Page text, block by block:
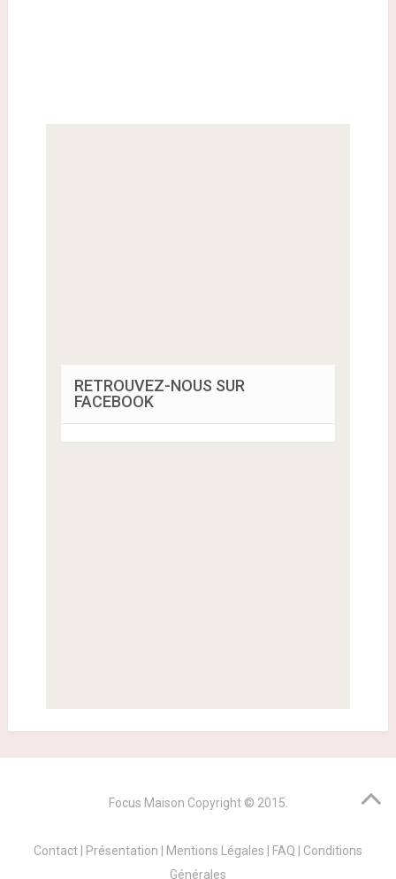
RETROUVEZ-NOUS SUR
FACEBOOK
Focus Maison Copyright © 2015.
Contact | Présentation | Mentions Légales | FAQ | Conditions
Générales